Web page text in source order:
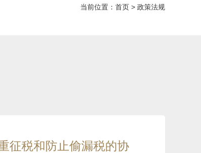
当前位置： 首页 > 政策法规
征税和防止偷漏税的协